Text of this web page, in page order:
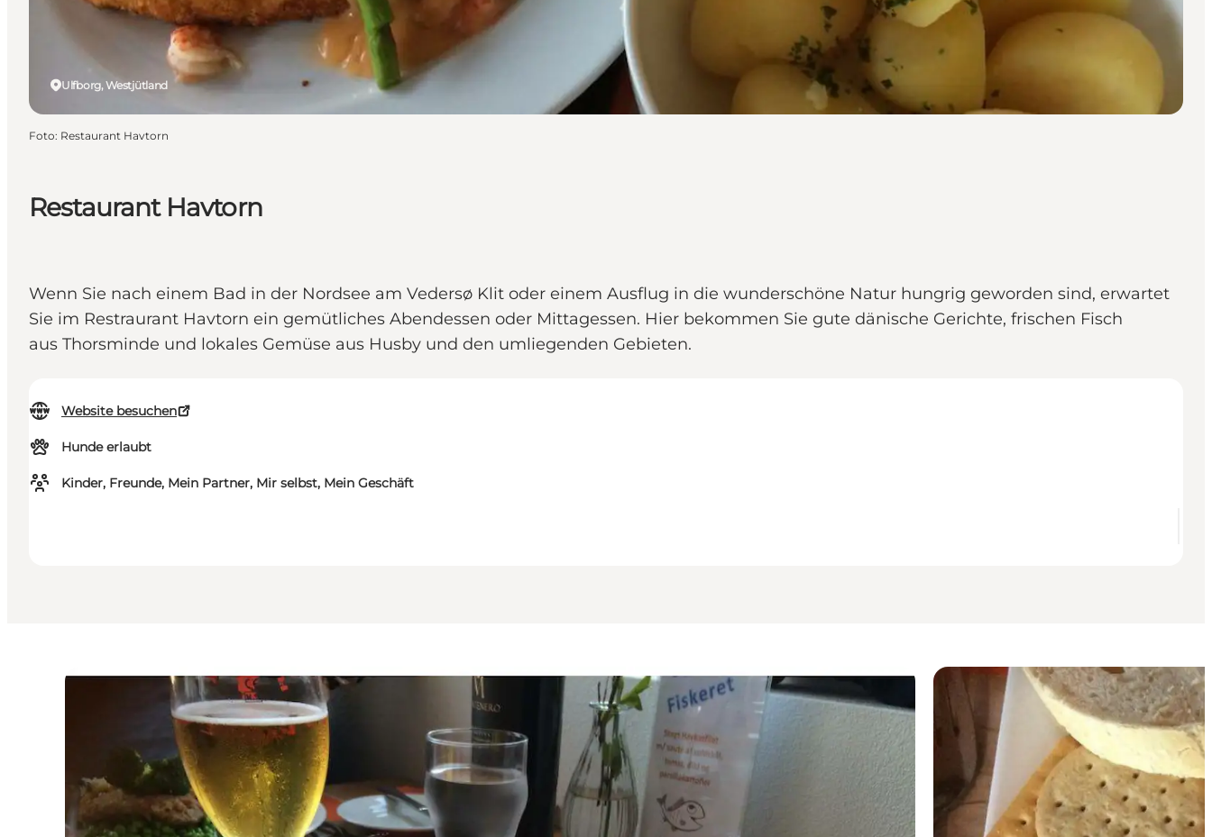
Restaurant Havtorn
Wenn Sie nach einem Bad in der Nordsee am Vedersø Klit oder einem Ausflug in die wunderschöne Natur hungrig geworden sind, erwartet
Sie im Restraurant Havtorn ein gemütliches Abendessen oder Mittagessen. Hier bekommen Sie gute dänische Gerichte, frischen Fisch
aus Thorsminde und lokales Gemüse aus Husby und den umliegenden Gebieten.
Website besuchen
Hunde erlaubt
Kinder, Freunde, Mein Partner, Mir selbst, Mein Geschäft
Ulfborg, Westjütland
Foto: Restaurant Havtorn